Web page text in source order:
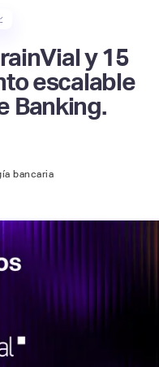
y 15
escalable
Banking.
bancaria